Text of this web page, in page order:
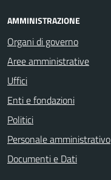
AMMINISTRAZIONE
Organi di governo
Aree amministrative
Uffici
Enti e fondazioni
Politici
Personale amministrativo
Documenti e Dati